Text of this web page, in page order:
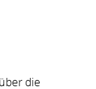
die